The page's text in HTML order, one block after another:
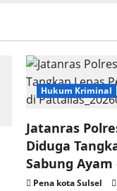
Hukum Kriminal
Jatanras
Diduga
Sabung
Pena kota Sulsel